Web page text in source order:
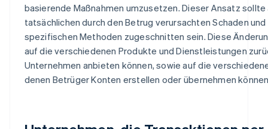
basierende Maßnahmen umzusetzen. Dieser Ansatz sollte
tatsächlichen durch den Betrug verursachten Schaden
spezifischen Methoden zugeschnitten sein. Diese
auf die verschiedenen Produkte und Dienstleistungen
Unternehmen anbieten können, sowie auf die
denen Betrüger Konten erstellen oder übernehmen